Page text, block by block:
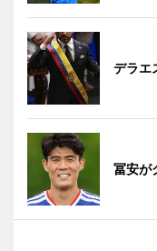
デラエ
冨安が